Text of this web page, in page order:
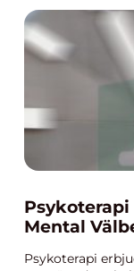
Psykoterapi
Mental
Psykoterapi